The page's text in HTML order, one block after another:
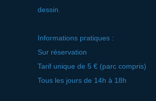
dessin.
Informations pratiques :
Sur réservation
Tarif unique de 5 € (parc compris)
Tous les jours de 14h à 18h